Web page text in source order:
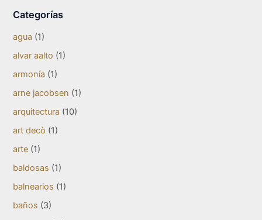
Categorías
agua (1)
alvar aalto (1)
armonía (1)
arne jacobsen (1)
arquitectura (10)
art decò (1)
arte (1)
baldosas (1)
balnearios (1)
baños (3)